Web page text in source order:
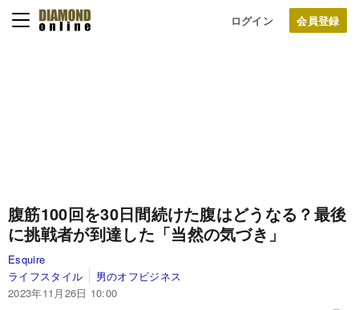
ログイン
腹筋100回を30日間続けた腹はどうなる？最後
に挑戦者が到達した「当然の気づき」
Esquire
ライフスタイル
男のオフビジネス
2023年11月26日 10:00